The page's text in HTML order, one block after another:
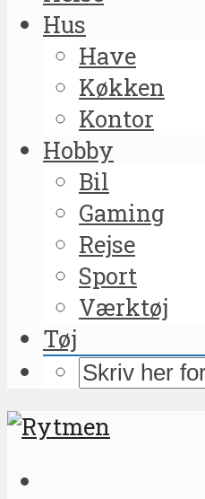
Hus
Have
Køkken
Kontor
Hobby
Bil
Gaming
Rejse
Sport
Værktøj
Tøj